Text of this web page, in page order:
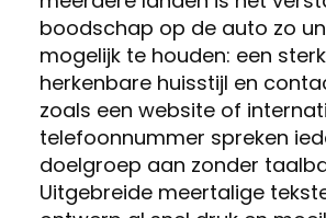
boodschap op de auto zo
mogelijk te houden: een
herkenbare huisstijl en
zoals een website of
telefoonnummer spreken
doelgroep aan zonder
Uitgebreide meertalige